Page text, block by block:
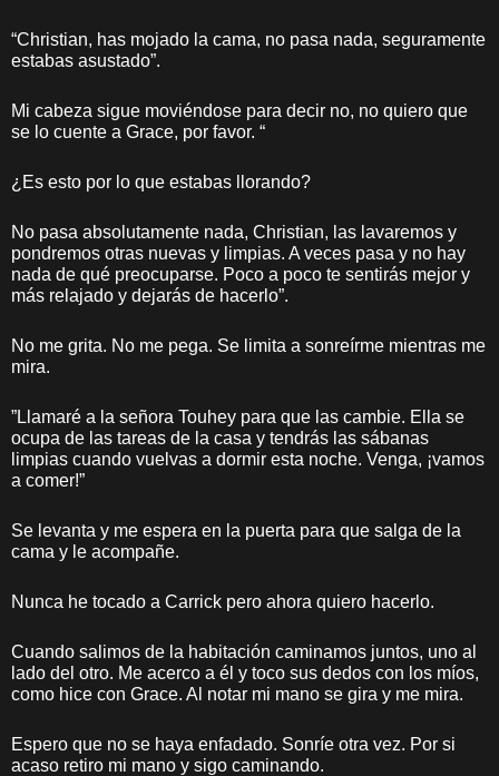
“Christian, has mojado la cama, no pasa nada, seguramente
estabas asustado”.
Mi cabeza sigue moviéndose para decir no, no quiero que
se lo cuente a Grace, por favor. “
¿Es esto por lo que estabas llorando?
No pasa absolutamente nada, Christian, las lavaremos y
pondremos otras nuevas y limpias. A veces pasa y no hay
nada de qué preocuparse. Poco a poco te sentirás mejor y
más relajado y dejarás de hacerlo”.
No me grita. No me pega. Se limita a sonreírme mientras me
mira.
”Llamaré a la señora Touhey para que las cambie. Ella se
ocupa de las tareas de la casa y tendrás las sábanas
limpias cuando vuelvas a dormir esta noche. Venga, ¡vamos
a comer!”
Se levanta y me espera en la puerta para que salga de la
cama y le acompañe.
Nunca he tocado a Carrick pero ahora quiero hacerlo.
Cuando salimos de la habitación caminamos juntos, uno al
lado del otro. Me acerco a él y toco sus dedos con los míos,
como hice con Grace. Al notar mi mano se gira y me mira.
Espero que no se haya enfadado. Sonríe otra vez. Por si
acaso retiro mi mano y sigo caminando.